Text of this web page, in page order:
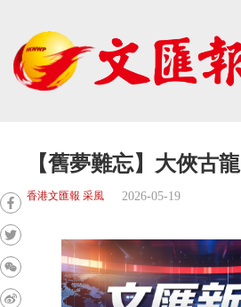
【舊夢難忘】大俠古龍
香港文匯報 采風 2026-05-19